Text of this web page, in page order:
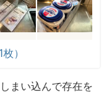
）
まい込んで存在を